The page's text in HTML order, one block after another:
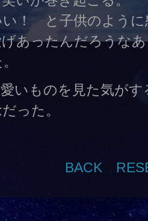
い！ と子供のように
あったんだろうな
いものを見た気が
った。
BACK